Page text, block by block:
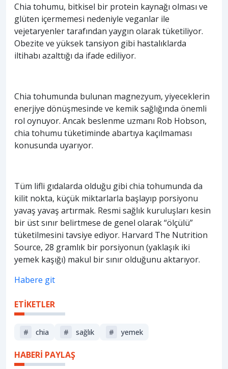
Chia tohumu, bitkisel bir protein kaynağı olması ve
glüten içermemesi nedeniyle veganlar ile
vejetaryenler tarafından yaygın olarak tüketiliyor.
Obezite ve yüksek tansiyon gibi hastalıklarda
iltihabı azalttığı da ifade ediliyor.
Chia tohumunda bulunan magnezyum, yiyeceklerin
enerjiye dönüşmesinde ve kemik sağlığında önemli
rol oynuyor. Ancak beslenme uzmanı Rob Hobson,
chia tohumu tüketiminde abartıya kaçılmaması
konusunda uyarıyor.
Tüm lifli gıdalarda olduğu gibi chia tohumunda da
kilit nokta, küçük miktarlarla başlayıp porsiyonu
yavaş yavaş artırmak. Resmi sağlık kuruluşları kesin
bir üst sınır belirtmese de genel olarak “ölçülü”
tüketilmesini tavsiye ediyor. Harvard The Nutrition
Source, 28 gramlık bir porsiyonun (yaklaşık iki
yemek kaşığı) makul bir sınır olduğunu aktarıyor.
Habere git
ETİKETLER
# chia # sağlık # yemek
HABERİ PAYLAŞ